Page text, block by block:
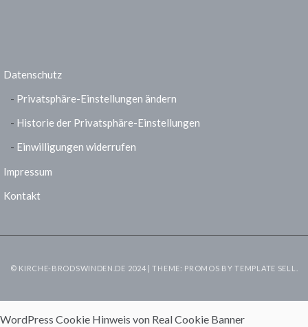
Datenschutz
Privatsphäre-Einstellungen ändern
Historie der Privatsphäre-Einstellungen
Einwilligungen widerrufen
Impressum
Kontakt
© KIRCHE-BRODSWINDEN.DE 2024 | THEME: PROMOS BYTEMPLATE SELL
WordPress Cookie Hinweis von Real Cookie Banner